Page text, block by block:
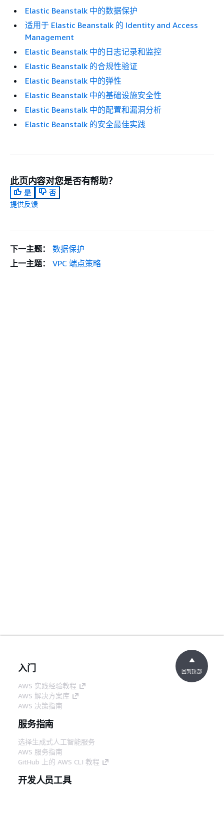
Elastic Beanstalk 中的数据保护
适用于 Elastic Beanstalk 的 Identity and Access
Management
Elastic Beanstalk 中的日志记录和监控
Elastic Beanstalk 的合规性验证
Elastic Beanstalk 中的弹性
Elastic Beanstalk 中的基础设施安全性
Elastic Beanstalk 中的配置和漏洞分析
Elastic Beanstalk 的安全最佳实践
此页内容对您是否有帮助？
是
否
提供反馈
下一主题：
数据保护
上一主题：
VPC 端点策略
入门
AWS 实践经验教程
AWS 解决方案库
AWS 决策指南
服务指南
选择生成式人工智能服务
AWS 服务指南
GitHub 上的 AWS CLI 教程
开发人员工具
回到顶部